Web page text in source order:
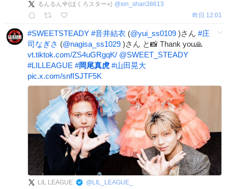
るんるん🌹(ほくろスター⭐︎) @xin_shan38613
昨日 12:01
#SWEETSTEADY #音井結衣 (@yui_ss0109 )さん #庄
司なぎさ (@nagisa_ss1029 )さん と📸 Thank you🙏
vt.tiktok.com/ZS4uGRgqK/ @SWEET_STEADY
#LILLEAGUE #岡尾真虎 #山田晃大
pic.x.com/snfISJTF5K
LIL LEAGUE @ LIL_LEAGUE_